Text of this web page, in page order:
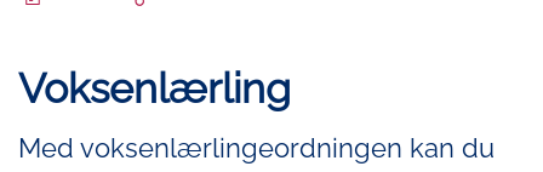
Voksenlærling
Med voksenlærlingeordningen kan du